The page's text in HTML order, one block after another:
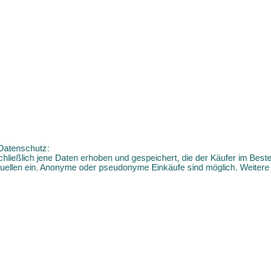
jene Daten erhoben und gespeichert, die der Käufer im
ein. Anonyme oder pseudonyme Einkäufe sind möglich.